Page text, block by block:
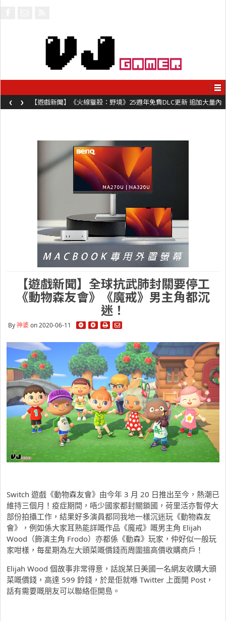
【遊戲新聞】《火線獵殺：野境》25週年免費DLC更新 追加大量內
容同時系舊作限時超平價折扣
‹ ›
【遊戲新聞】全球抗武肺封關要停工
《動物森友會》《魔戒》男主角都沉
迷！
By神婆on 2020-06-11
Switch 遊戲《動物森友會》由今年 3 月 20 日推出至今，熱潮已
維持三個月！疫症期間，唔少國家都封關鎖國，荷里活亦暫停大
部份拍攝工作，結果好多演員都同我地一樣沉迷玩《動物森友
會》，例如係大家耳熟能詳嘅作品《魔戒》嘅男主角 Elijah
Wood（飾演主角 Frodo）亦都係《動森》玩家，仲好似一般玩
家咁樣，每星期為左大頭菜嘅價錢而周圍搵高價收購商戶！
Elijah Wood 個故事非常得意，話說某日美國一名網友收購大頭
菜嘅價錢，高達 599 鈴錢，於是佢就喺 Twitter 上面開 Post，
話有需要嘅朋友可以聯絡佢開島。